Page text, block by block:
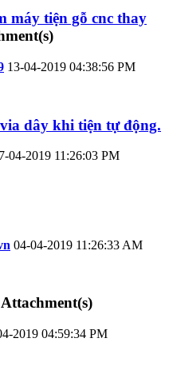
máy tiện gỗ cnc thay
13-04-2019 04:38:56 PM
dây khi tiện tự động.
04-2019 11:26:03 PM
04-04-2019 11:26:33 AM
2019 04:59:34 PM